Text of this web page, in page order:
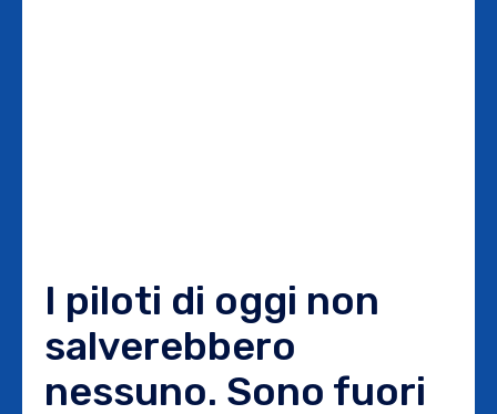
I piloti di oggi non
salverebbero
nessuno. Sono fuori